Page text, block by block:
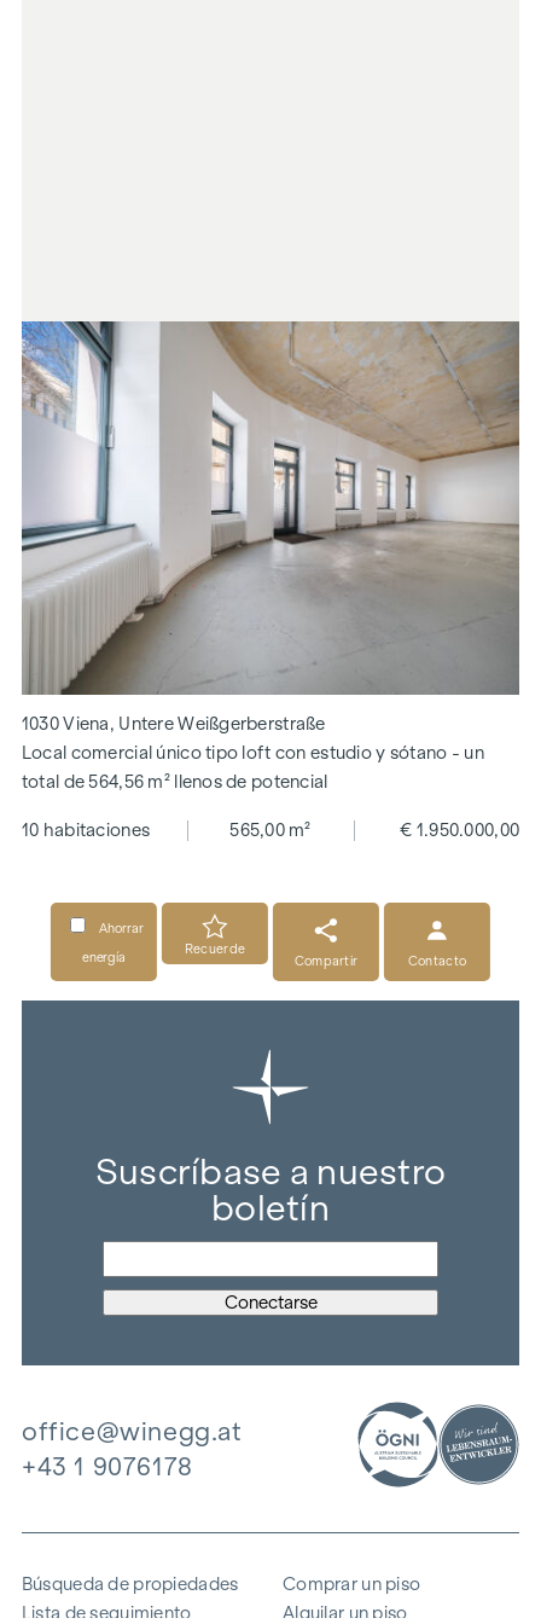
1030 Viena, Untere Weißgerberstraße
Local comercial único tipo loft con estudio y sótano - un
total de 564,56 m² llenos de potencial
10 habitaciones 565,00 m² € 1.950.000,00
Ahorrar
energía
Recuerde
Compartir
Contacto
Suscríbase a nuestro
boletín
office@winegg.at
+43 1 9076178
Búsqueda de propiedades
Lista de seguimiento
Comprar un piso
Alquilar un piso